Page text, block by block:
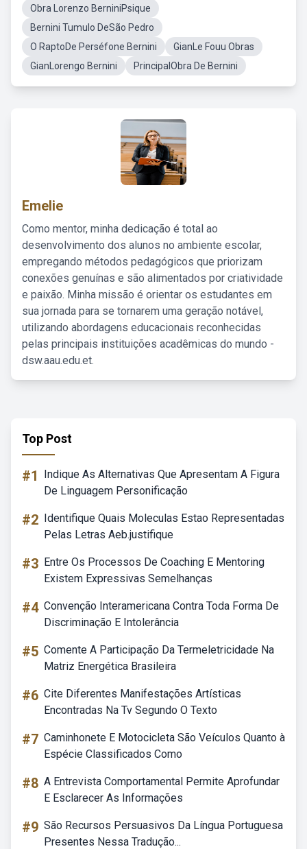
Obra Lorenzo BerniniPsique
Bernini Tumulo DeSão Pedro
O RaptoDe Perséfone Bernini
GianLe Fouu Obras
GianLorengo Bernini
PrincipalObra De Bernini
Emelie
Como mentor, minha dedicação é total ao
desenvolvimento dos alunos no ambiente escolar,
empregando métodos pedagógicos que priorizam
conexões genuínas e são alimentados por criatividade
e paixão. Minha missão é orientar os estudantes em
sua jornada para se tornarem uma geração notável,
utilizando abordagens educacionais reconhecidas
pelas principais instituições acadêmicas do mundo -
dsw.aau.edu.et.
Top Post
#1
Indique As Alternativas Que Apresentam A Figura
De Linguagem Personificação
#2 Identifique Quais Moleculas Estao Representadas
Pelas Letras Aeb.justifique
#3 Entre Os Processos De Coaching E Mentoring
Existem Expressivas Semelhanças
#4 Convenção Interamericana Contra Toda Forma De
Discriminação E Intolerância
#5 Comente A Participação Da Termeletricidade Na
Matriz Energética Brasileira
#6 Cite Diferentes Manifestações Artísticas
Encontradas Na Tv Segundo O Texto
#7 Caminhonete E Motocicleta São Veículos Quanto à
Espécie Classificados Como
#8 A Entrevista Comportamental Permite Aprofundar
E Esclarecer As Informações
#9 São Recursos Persuasivos Da Língua Portuguesa
Presentes Nessa Tradução...